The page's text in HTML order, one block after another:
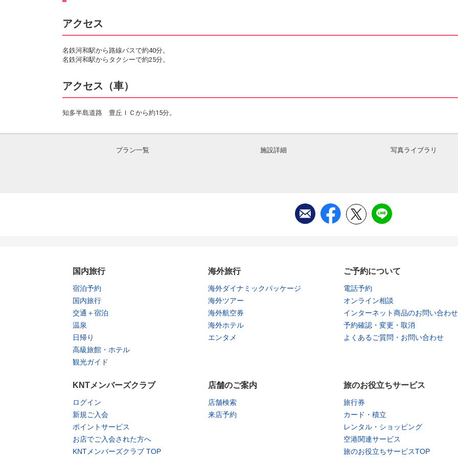
アクセス
名鉄河和駅から路線バスで約40分。
名鉄河和駅からタクシーで約25分。
アクセス（車）
知多半島道路 豊丘ＩＣから約15分。
プラン一覧 施設詳細 写真ライブラリ
国内旅行
宿泊予約
国内旅行
交通＋宿泊
温泉
日帰り
高級旅館・ホテル
観光ガイド
海外旅行
海外ダイナミックパッケージ
海外ツアー
海外航空券
海外ホテル
エンタメ
ご予約について
電話予約
オンライン相談
インターネット商品のお問い合わせ
予約確認・変更・取消
よくあるご質問・お問い合わせ
KNTメンバーズクラブ
ログイン
新規ご入会
ポイントサービス
お店でご入会された方へ
KNTメンバーズクラブ TOP
店舗のご案内
店舗検索
来店予約
旅のお役立ちサービス
旅行券
カード・積立
レンタル・ショッピング
空港関連サービス
旅のお役立ちサービスTOP